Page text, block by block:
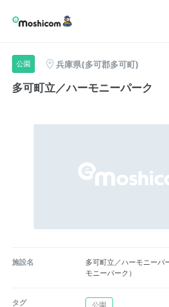
公園 兵庫県(多可郡多可町)
多可町立／ハーモニーパーク
施設名
多可町立／ハーモニーパ
モニーパーク）
タグ 公園